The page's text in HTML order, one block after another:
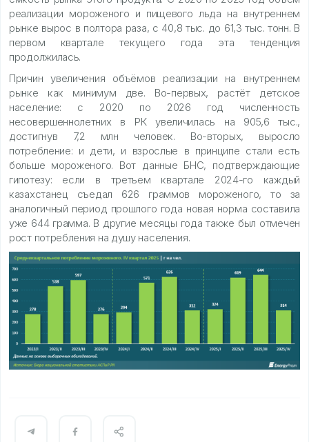
реализации мороженого и пищевого льда на внутреннем
рынке вырос в полтора раза, с 40,8 тыс. до 61,3 тыс. тонн. В
первом квартале текущего года эта тенденция
продолжилась.
Причин увеличения объёмов реализации на внутреннем
рынке как минимум две. Во-первых, растёт детское
население: с 2020 по 2026 год численность
несовершеннолетних в РК увеличилась на 905,6 тыс.,
достигнув 7,2 млн человек. Во-вторых, выросло
потребление: и дети, и взрослые в принципе стали есть
больше мороженого. Вот данные БНС, подтверждающие
гипотезу: если в третьем квартале 2024-го каждый
казахстанец съедал 626 граммов мороженого, то за
аналогичный период прошлого года новая норма составила
уже 644 грамма. В другие месяцы года также был отмечен
рост потребления на душу населения.